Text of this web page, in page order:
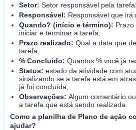
Setor: Setor responsável pela tarefa
Responsável: Responsável que irá
Quando? (início e término):
iniciar e terminar a tarefa;
Prazo realizado: Qual a data que
tarefa;
% Concluído: Quantos % você já
Status: estado da atividade com
sinalizando se a tarefa está em
já foi concluída;
Observações: Algum comentário
a tarefa que está sendo realizada.
Como a planilha de Plano de ação
ajudar?